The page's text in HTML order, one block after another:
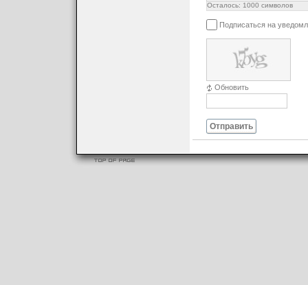
Осталось: 1000 символов
Подписаться на
Обновить
Отправить